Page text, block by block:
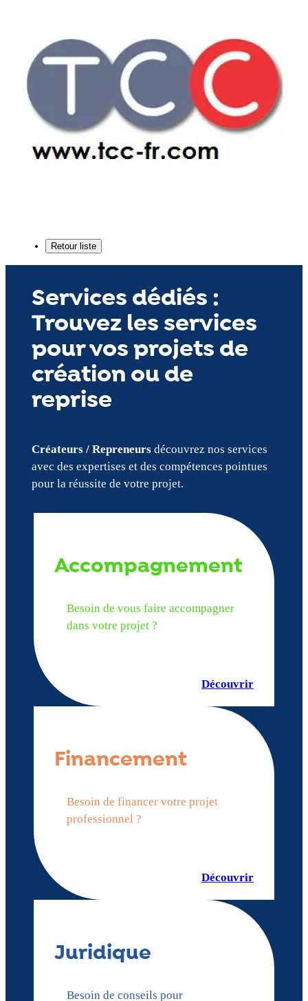
Services dédiés :
Trouvez les services
pour vos projets de
création ou de
reprise
Créateurs / Repreneursdécouvrez nos services
avec des expertises et des compétences pointues
pour la réussite de votre projet.
Accompagnement
Besoin de vous faire accompagner
dans votre projet ?
Découvrir
Financement
Besoin de financer votre projet
professionnel ?
Découvrir
Juridique
Besoin de conseils pour